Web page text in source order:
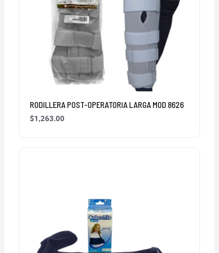
RODILLERA POST-OPERATORIA LARGA MOD 8626
$1,263.00